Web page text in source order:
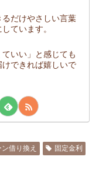
だけやさしい言葉
ています。
ていい」と感じても
できれば嬉しいで
借り換え 固定金利